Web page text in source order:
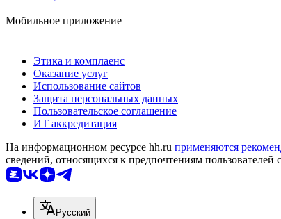
Мобильное приложение
Этика и комплаенс
Оказание услуг
Использование сайтов
Защита персональных данных
Пользовательское соглашение
ИТ аккредитация
На информационном ресурсе hh.ru применяются
сведений, относящихся к предпочтениям
Русский